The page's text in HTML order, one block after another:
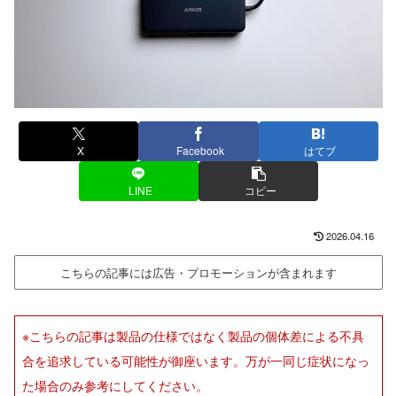
X Facebook はてブ
LINE コピー
2026.04.16
こちらの記事には広告・プロモーションが含まれます
※こちらの記事は製品の仕様ではなく製品の個体差による不具
合を追求している可能性が御座います。万が一同じ症状になっ
た場合のみ参考にしてください。